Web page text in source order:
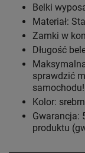
Belki
Materiał: Stal
Zamki w
Długość
sprawdzić
samochodu!
Kolor:
Gwarancja:
produktu